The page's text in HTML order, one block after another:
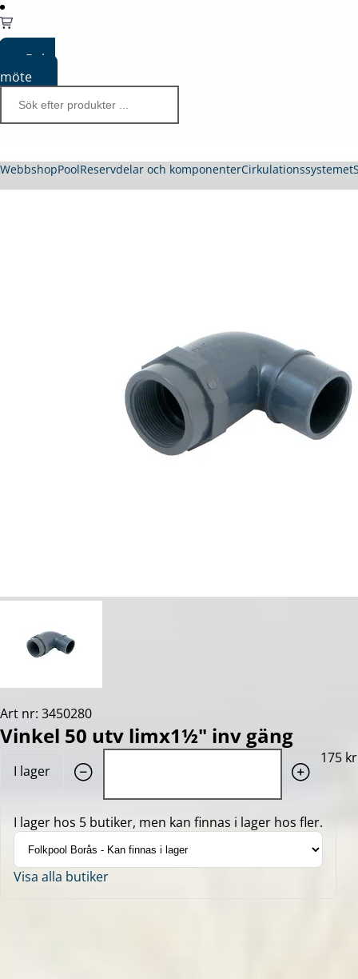
Boka
möte
WebbshopPoolReservdelar och komponenterCirkulationssystemet
Art nr: 3450280
Vinkel 50 utv limx1½" inv gäng
I lager
175 kr
I lager hos 5 butiker, men kan finnas i lager hos fler.
Visa alla butiker